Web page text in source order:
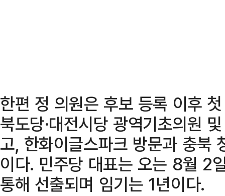
한편 정 의원은 후보 등록 이후
북도당·대전시당 광역기초의원
고, 한화이글스파크 방문과 충북
이다. 민주당 대표는 오는 8월 2
통해 선출되며 임기는 1년이다.